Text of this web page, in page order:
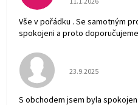
Vše v pořádku . Se samotným
spokojeni a proto
Hodnocení
23.9.2025
S obchodem jsem byla